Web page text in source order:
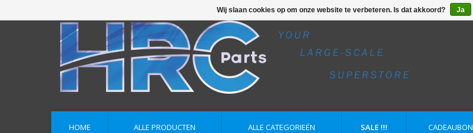
HOME ALLE PRODUCTEN ALLE CATEGORIEËN SALE !!! CADEAUBON
Wij slaan cookies op om onze website te verbeteren. Is dat akkoord? Ja